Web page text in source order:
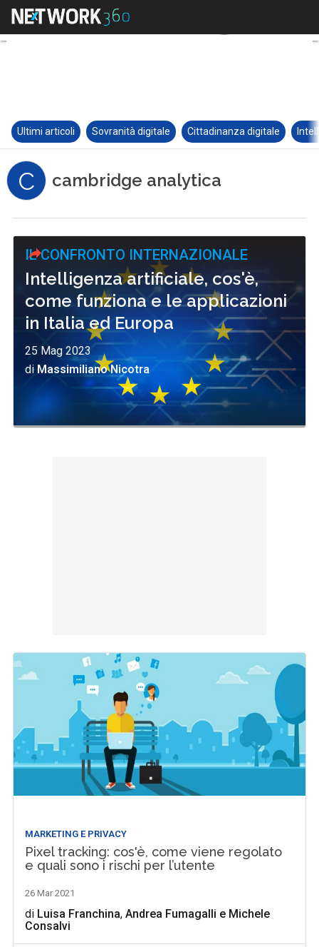
Ultimi articoli Sovranità digitale Cittadinanza digitale
C cambridge analytica
IL CONFRONTO INTERNAZIONALE
Intelligenza artificiale, cos'è,
come funziona e le applicazioni
in Italia ed Europa
25 Mag 2023
di Massimiliano Nicotra
MARKETING E PRIVACY
Pixel tracking: cos'è, come viene regolato
e quali sono i rischi per l’utente
26 Mar 2021
di Luisa Franchina,Andrea Fumagalli e Michele
Consalvi